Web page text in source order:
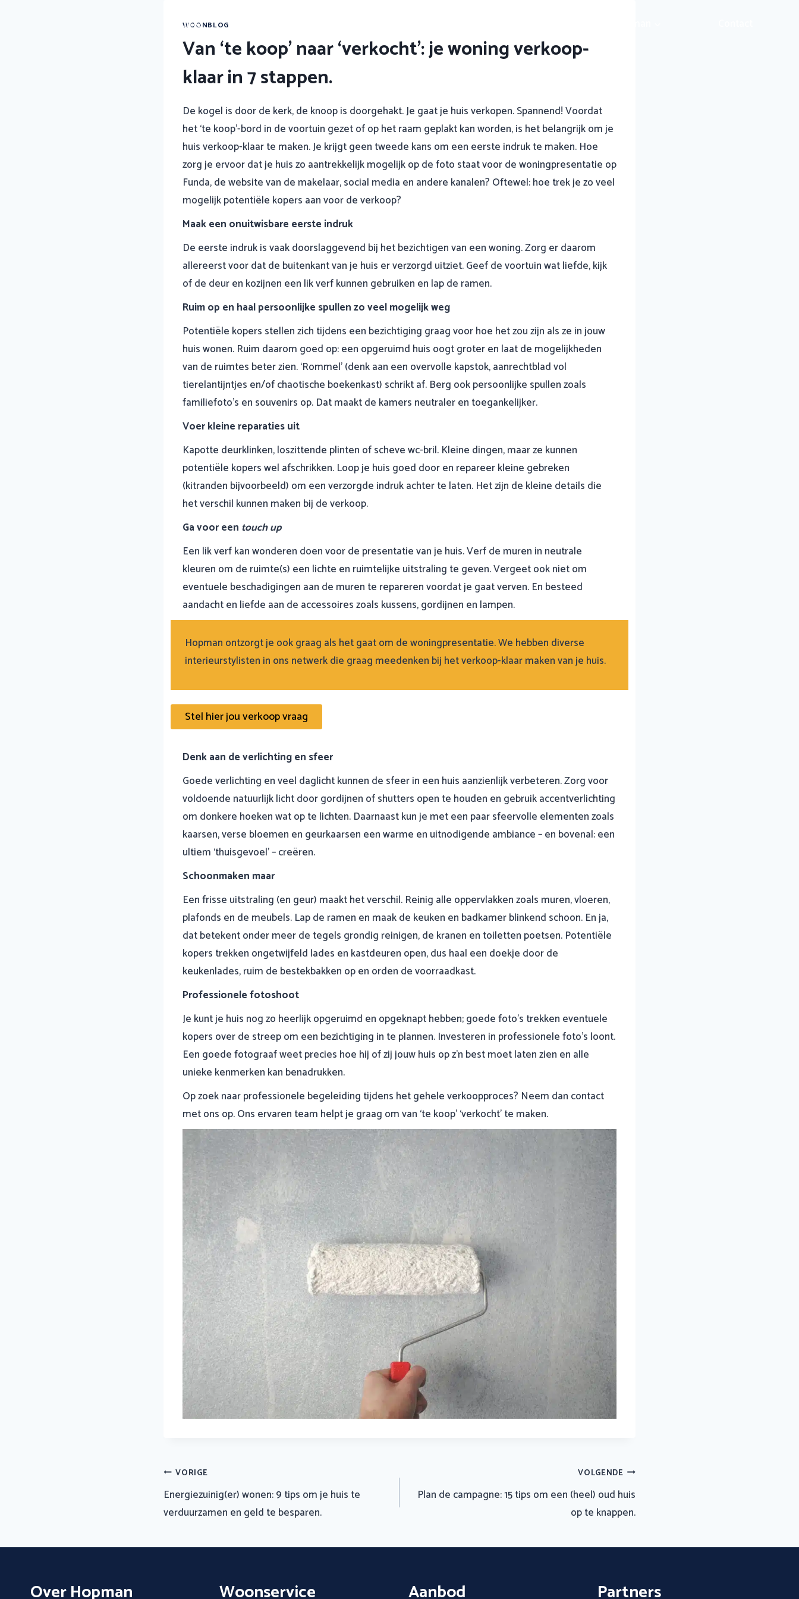
Home
WOONBLOG
Van ‘te koop’ naar ‘verkocht’: je woning verkoop-
klaar in 7 stappen.
De kogel is door de kerk, de knoop is doorgehakt. Je gaat je huis verkopen. Spannend! Voordat
het ‘te koop’-bord in de voortuin gezet of op het raam geplakt kan worden, is het belangrijk om je
huis verkoop-klaar te maken. Je krijgt geen tweede kans om een eerste indruk te maken. Hoe
zorg je ervoor dat je huis zo aantrekkelijk mogelijk op de foto staat voor de woningpresentatie op
Funda, de website van de makelaar, social media en andere kanalen? Oftewel: hoe trek je zo veel
mogelijk potentiële kopers aan voor de verkoop?
Maak een onuitwisbare eerste indruk
De eerste indruk is vaak doorslaggevend bij het bezichtigen van een woning. Zorg er daarom
allereerst voor dat de buitenkant van je huis er verzorgd uitziet. Geef de voortuin wat liefde, kijk
of de deur en kozijnen een lik verf kunnen gebruiken en lap de ramen.
Ruim op en haal persoonlijke spullen zo veel mogelijk weg
Potentiële kopers stellen zich tijdens een bezichtiging graag voor hoe het zou zijn als ze in jouw
huis wonen. Ruim daarom goed op: een opgeruimd huis oogt groter en laat de mogelijkheden
van de ruimtes beter zien. ‘Rommel’ (denk aan een overvolle kapstok, aanrechtblad vol
tierelantijntjes en/of chaotische boekenkast) schrikt af. Berg ook persoonlijke spullen zoals
familiefoto’s en souvenirs op. Dat maakt de kamers neutraler en toegankelijker.
Voer kleine reparaties uit
Kapotte deurklinken, loszittende plinten of scheve wc-bril. Kleine dingen, maar ze kunnen
potentiële kopers wel afschrikken. Loop je huis goed door en repareer kleine gebreken
(kitranden bijvoorbeeld) om een verzorgde indruk achter te laten. Het zijn de kleine details die
het verschil kunnen maken bij de verkoop.
Ga voor een touch up
Een lik verf kan wonderen doen voor de presentatie van je huis. Verf de muren in neutrale
kleuren om de ruimte(s) een lichte en ruimtelijke uitstraling te geven. Vergeet ook niet om
eventuele beschadigingen aan de muren te repareren voordat je gaat verven. En besteed
aandacht en liefde aan de accessoires zoals kussens, gordijnen en lampen.
Hopman ontzorgt je ook graag als het gaat om de woningpresentatie. We hebben diverse
interieurstylisten in ons netwerk die graag meedenken bij het verkoop-klaar maken van je huis.
Stel hier jou verkoop vraag
Denk aan de verlichting en sfeer
Goede verlichting en veel daglicht kunnen de sfeer in een huis aanzienlijk verbeteren. Zorg voor
voldoende natuurlijk licht door gordijnen of shutters open te houden en gebruik accentverlichting
om donkere hoeken wat op te lichten. Daarnaast kun je met een paar sfeervolle elementen zoals
kaarsen, verse bloemen en geurkaarsen een warme en uitnodigende ambiance – en bovenal: een
ultiem ‘thuisgevoel’ – creëren.
Schoonmaken maar
Een frisse uitstraling (en geur) maakt het verschil. Reinig alle oppervlakken zoals muren, vloeren,
plafonds en de meubels. Lap de ramen en maak de keuken en badkamer blinkend schoon. En ja,
dat betekent onder meer de tegels grondig reinigen, de kranen en toiletten poetsen. Potentiële
kopers trekken ongetwijfeld lades en kastdeuren open, dus haal een doekje door de
keukenlades, ruim de bestekbakken op en orden de voorraadkast.
Professionele fotoshoot
Je kunt je huis nog zo heerlijk opgeruimd en opgeknapt hebben; goede foto’s trekken eventuele
kopers over de streep om een bezichtiging in te plannen. Investeren in professionele foto’s loont.
Een goede fotograaf weet precies hoe hij of zij jouw huis op z’n best moet laten zien en alle
unieke kenmerken kan benadrukken.
Op zoek naar professionele begeleiding tijdens het gehele verkoopproces? Neem dan contact
met ons op. Ons ervaren team helpt je graag om van ‘te koop’ ‘verkocht’ te maken.
Bericht
navigatie
VORIGE
Energiezuinig(er) wonen: 9 tips om je huis te
verduurzamen en geld te besparen.
VOLGENDE
Plan de campagne: 15 tips om een (heel) oud huis
op te knappen.
Over Hopman Woonservice Aanbod Partners